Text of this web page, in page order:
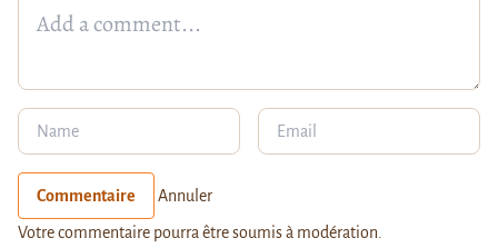
Commentaire Annuler
Votre commentaire pourra être soumis à modération.